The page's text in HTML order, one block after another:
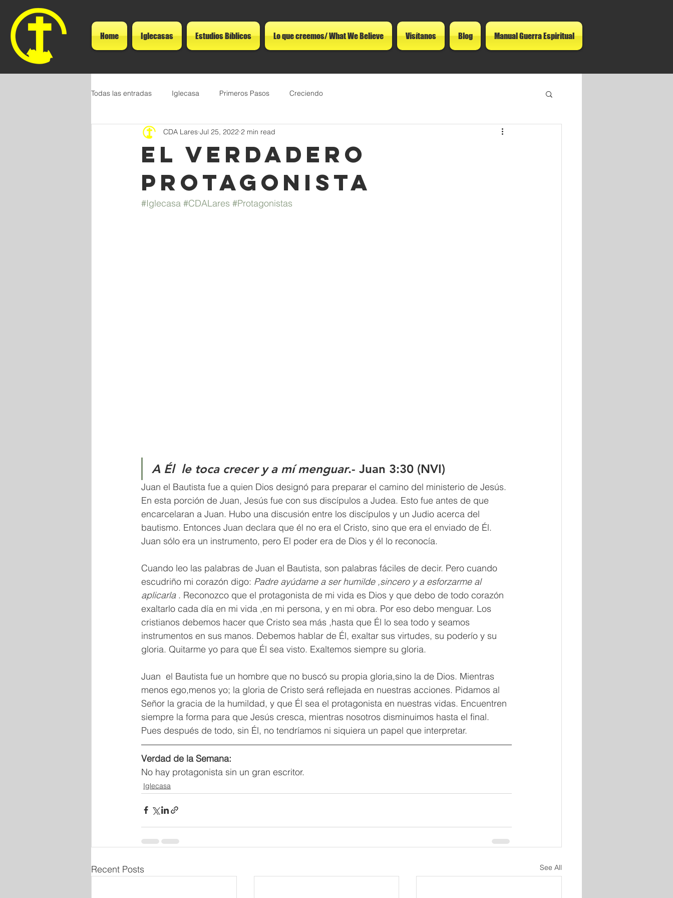
Home Iglecasas Estudios Bíblicos Lo que creemos/ What We Believe Visítanos Blog Manual Guerra Espiritual
Todas las entradas Iglecasa Primeros Pasos Creciendo
El Verdadero
Protagonista
CDA Lares Jul 25, 2022 2 min read
#Iglecasa #CDALares #Protagonistas
A Él  le toca crecer y a mí menguar.- Juan 3:30 (NVI)
Juan el Bautista fue a quien Dios designó para preparar el camino del ministerio de Jesús.
En esta porción de Juan, Jesús fue con sus discípulos a Judea. Esto fue antes de que
encarcelaran a Juan. Hubo una discusión entre los discípulos y un Judio acerca del
bautismo. Entonces Juan declara que él no era el Cristo, sino que era el enviado de Él.
Juan sólo era un instrumento, pero El poder era de Dios y él lo reconocía.
Cuando leo las palabras de Juan el Bautista, son palabras fáciles de decir. Pero cuando
escudriño mi corazón digo: Padre ayúdame a ser humilde ,sincero y a esforzarme al
aplicarla . Reconozco que el protagonista de mi vida es Dios y que debo de todo corazón
exaltarlo cada día en mi vida ,en mi persona, y en mi obra. Por eso debo menguar. Los
cristianos debemos hacer que Cristo sea más ,hasta que Él lo sea todo y seamos
instrumentos en sus manos. Debemos hablar de Él, exaltar sus virtudes, su poderío y su
gloria. Quitarme yo para que Él sea visto. Exaltemos siempre su gloria.
Juan  el Bautista fue un hombre que no buscó su propia gloria,sino la de Dios. Mientras
menos ego,menos yo; la gloria de Cristo será reflejada en nuestras acciones. Pidamos al
Señor la gracia de la humildad, y que Él sea el protagonista en nuestras vidas. Encuentren
siempre la forma para que Jesús cresca, mientras nosotros disminuimos hasta el final.
Pues después de todo, sin Él, no tendríamos ni siquiera un papel que interpretar.
Verdad de la Semana:
No hay protagonista sin un gran escritor.
Iglecasa
Recent Posts See All